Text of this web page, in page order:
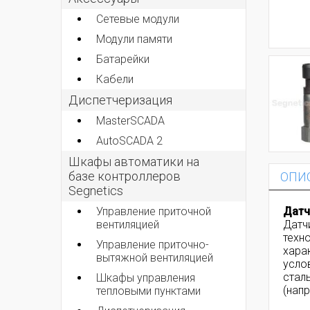
Сетевые модули
Модули памяти
Батарейки
Кабели
Диспетчеризация
MasterSCADA
AutoSCADA 2
Шкафы автоматики на
базе контроллеров
Segnetics
Управление приточной
вентиляцией
Управление приточно-
вытяжной вентиляцией
Шкафы управления
тепловыми пунктами